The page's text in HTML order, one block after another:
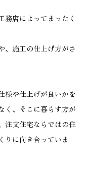
務店によってまったく
、施工の仕上げ方がさ
様や仕上げが良いかを
く、そこに暮らす方が
注文住宅ならではの住
りに向き合っていま